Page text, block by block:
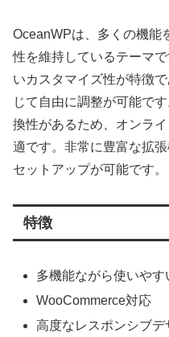
OceanWPは、多くの機能
性を維持しているテーマ
いカスタマイズ性が特徴
じて自由に調整が可能で
換性があるため、オンラ
適です。非常に豊富な拡
セットアップが可能です。
特徴
多機能ながら使いやす
WooCommerce対応
高度なレスポンシブデ